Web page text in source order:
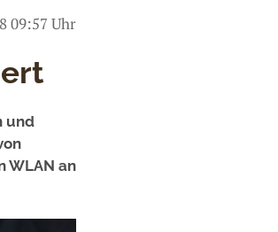
09:57 Uhr
und
WLAN an